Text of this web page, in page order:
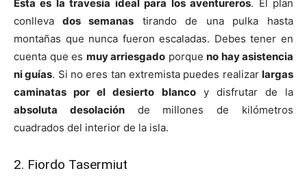
Esta es la travesía ideal para los aventureros. El plan
conlleva dos semanas tirando de una pulka hasta
montañas que nunca fueron escaladas. Debes tener en
cuenta que es muy arriesgado porque no hay asistencia
ni guías. Si no eres tan extremista puedes realizarlargas
caminatas por el desierto blancoy disfrutar de la
absoluta desolaciónde millones de kilómetros
cuadrados del interior de la isla.
2. Fiordo Tasermiut